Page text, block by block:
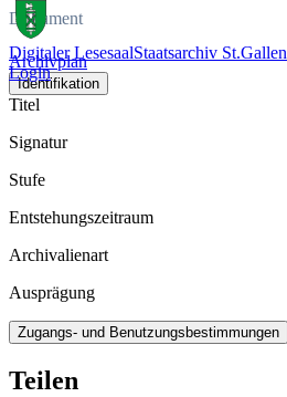
Digitaler LesesaalStaatsarchiv St.Gallen
Login
Dokument
Archivplan
Identifikation
Titel
Signatur
Stufe
Entstehungszeitraum
Archivalienart
Ausprägung
Zugangs- und Benutzungsbestimmungen
Teilen